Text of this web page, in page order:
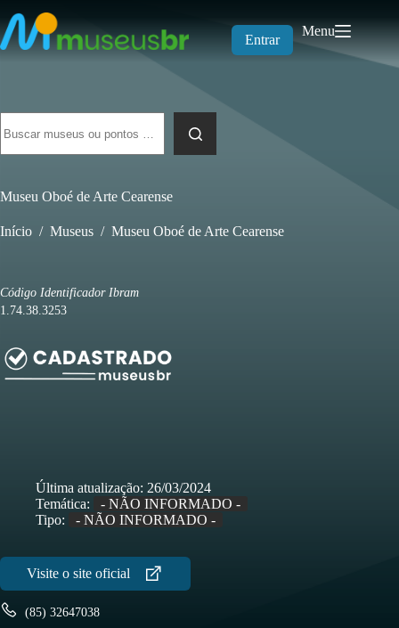
para
o
conteúdo
Entrar
Menu
resultados
Museu Oboé de Arte Cearense
Início / Museus / Museu Oboé de Arte Cearense
Código Identificador Ibram
1.74.38.3253
(85) 32647038
Última atualização: 26/03/2024
Temática:
- NÃO INFORMADO -
Tipo:
- NÃO INFORMADO -